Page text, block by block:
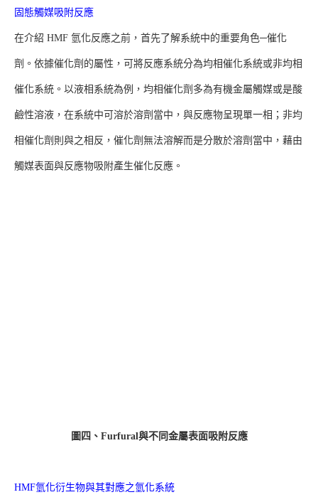
固態觸媒吸附反應
在介紹 HMF 氫化反應之前，首先了解系統中的重要角色─催化
劑。依據催化劑的屬性，可將反應系統分為均相催化系統或非均相
催化系統。以液相系統為例，均相催化劑多為有機金屬觸媒或是酸
鹼性溶液，在系統中可溶於溶劑當中，與反應物呈現單一相；非均
相催化劑則與之相反，催化劑無法溶解而是分散於溶劑當中，藉由
觸媒表面與反應物吸附產生催化反應。
圖四、Furfural與不同金屬表面吸附反應
HMF氫化衍生物與其對應之氫化系統